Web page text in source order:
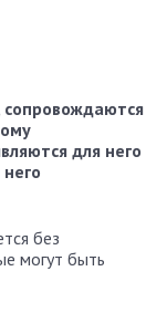
сопровождаются
для него
без
могут быть